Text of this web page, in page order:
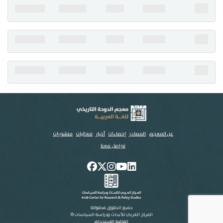
عن المعجم المصادر إحصاءات أخبار فعاليات منشورات
تواصل معنا
جميع الحقوق محفوظة
المركز العربي للأبحاث ودراسة السياسات ©